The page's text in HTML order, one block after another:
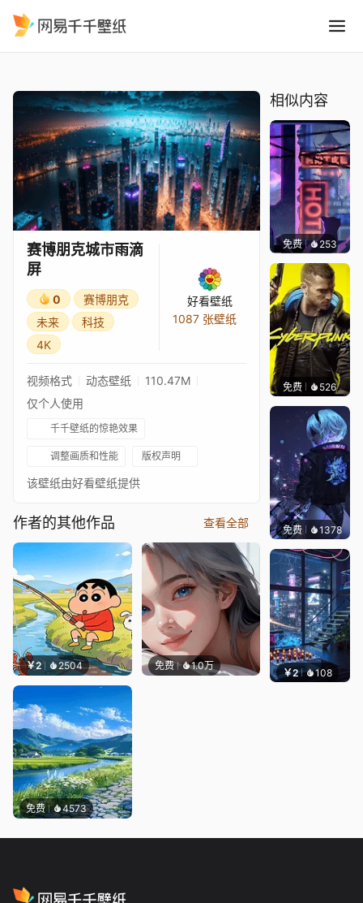
赛博朋克城市雨滴
屏
0
赛博朋克
未来
科技
4K
好看壁纸
1087 张壁纸
视频格式 动态壁纸
110.47M
仅个人使用
千千壁纸的惊艳效果
调整画质和性能 版权声明
该壁纸由好看壁纸提供
作者的其他作品 查看全部
￥2 2504 免费 1.0万
免费 4573
相似内容
免费 253鲨鲨啊
免费 526Max
免费 1378Bewie
￥2 108 小皮球